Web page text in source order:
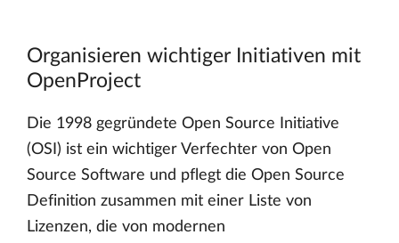
Organisieren wichtiger Initiativen mit
OpenProject
Die 1998 gegründete Open Source Initiative
(OSI) ist ein wichtiger Verfechter von Open
Source Software und pflegt die Open Source
Definition zusammen mit einer Liste von
Lizenzen, die von modernen